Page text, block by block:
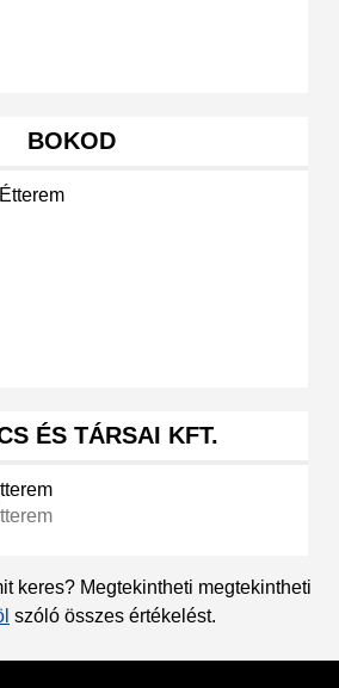
BOKOD
Étterem
ÉS TÁRSAI KFT.
keres? Megtekintheti megtekintheti
szóló összes értékelést.